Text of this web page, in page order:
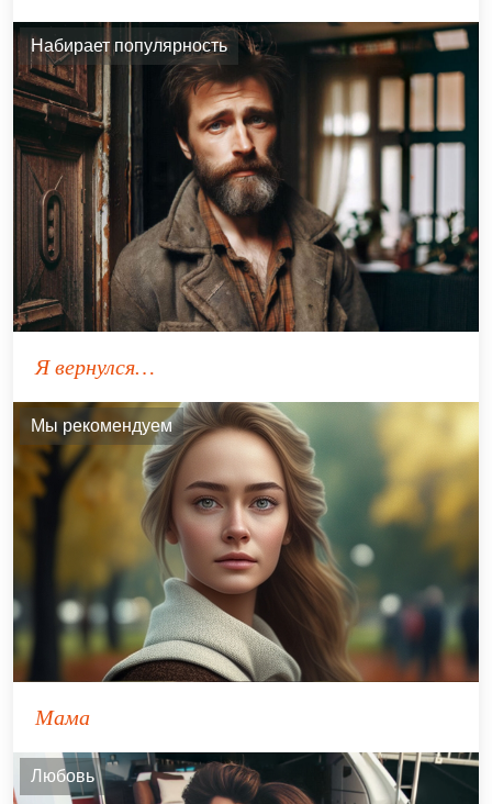
Набирает популярность
Я вернулся…
Мы рекомендуем
Мама
Любовь